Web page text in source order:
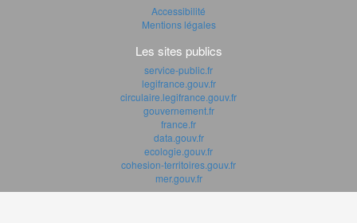
Accessibilité
Mentions légales
Les sites publics
service-public.fr
legifrance.gouv.fr
circulaire.legifrance.gouv.fr
gouvernement.fr
france.fr
data.gouv.fr
ecologie.gouv.fr
cohesion-territoires.gouv.fr
mer.gouv.fr